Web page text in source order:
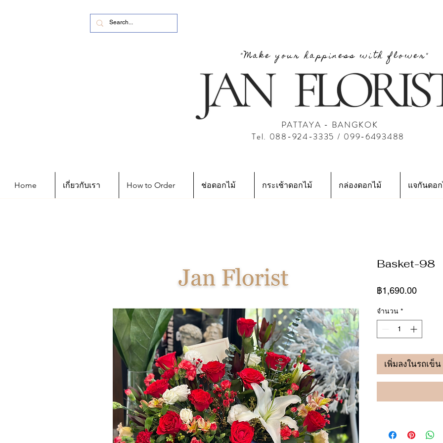
"Make your happiness with flower"
PATTAYA - BANGKOK
Tel. 088-924-3335 / 099-6493488
Home เกี่ยวกับเรา How to Order ช่อดอกไม้ กระเช้าดอกไม้ กล่องดอกไม้ แจกันดอ
Basket-98
฿1,690.00ราคา
จำนวน *
เพิ่มลงในรถเข็น